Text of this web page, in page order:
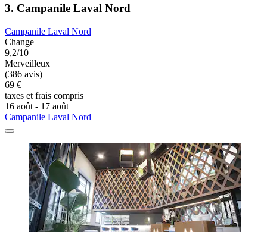
3. Campanile Laval Nord
Campanile Laval Nord
Change
9,2/10
Merveilleux
(386 avis)
69 €
taxes et frais compris
16 août - 17 août
Campanile Laval Nord